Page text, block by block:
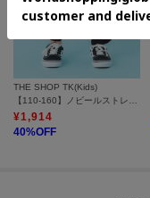
THE SHOP TK(Kids)
【110-160】ノビールストレートパンツ
¥1,914
40%OFF